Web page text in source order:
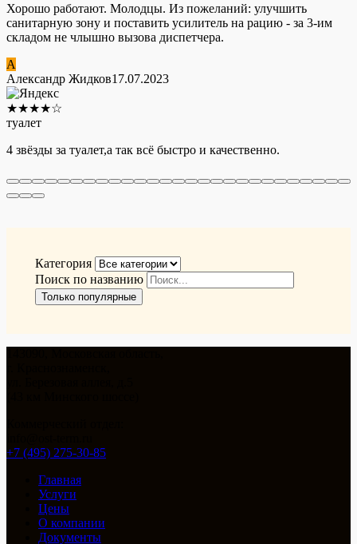
Хорошо работают. Молодцы. Из пожеланий: улучшить
санитарную зону и поставить усилитель на рацию - за 3-им
складом не члышно вызова диспетчера.
А
Александр Жидков17.07.2023
★★★★☆
туалет
4 звёзды за туалет,а так всё быстро и качественно.
Категория
Поиск по названию
Только популярные
+7 (495) 275-30-85
Главная
Услуги
Цены
О компании
Документы